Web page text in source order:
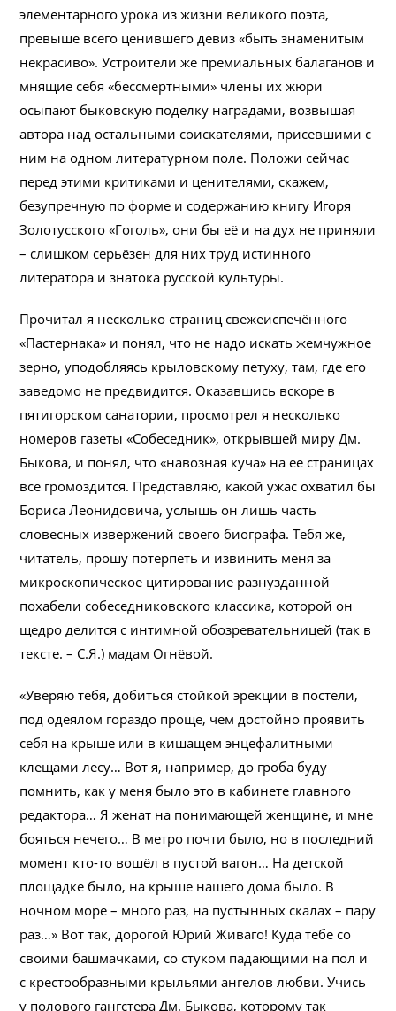
элементарного урока из жизни великого поэта,
превыше всего ценившего девиз «быть знаменитым
некрасиво». Устроители же премиальных балаганов и
мнящие себя «бессмертными» члены их жюри
осыпают быковскую поделку наградами, возвышая
автора над остальными соискателями, присевшими с
ним на одном литературном поле. Положи сейчас
перед этими критиками и ценителями, скажем,
безупречную по форме и содержанию книгу Игоря
Золотусского «Гоголь», они бы её и на дух не приняли
– слишком серьёзен для них труд истинного
литератора и знатока русской культуры.
Прочитал я несколько страниц свежеиспечённого
«Пастернака» и понял, что не надо искать жемчужное
зерно, уподобляясь крыловскому петуху, там, где его
заведомо не предвидится. Оказавшись вскоре в
пятигорском санатории, просмотрел я несколько
номеров газеты «Собеседник», открывшей миру Дм.
Быкова, и понял, что «навозная куча» на её страницах
все громоздится. Представляю, какой ужас охватил бы
Бориса Леонидовича, услышь он лишь часть
словесных извержений своего биографа. Тебя же,
читатель, прошу потерпеть и извинить меня за
микроскопическое цитирование разнузданной
похабели собеседниковского классика, которой он
щедро делится с интимной обозревательницей (так в
тексте. – С.Я.) мадам Огнёвой.
«Уверяю тебя, добиться стойкой эрекции в постели,
под одеялом гораздо проще, чем достойно проявить
себя на крыше или в кишащем энцефалитными
клещами лесу… Вот я, например, до гроба буду
помнить, как у меня было это в кабинете главного
редактора… Я женат на понимающей женщине, и мне
бояться нечего… В метро почти было, но в последний
момент кто-то вошёл в пустой вагон… На детской
площадке было, на крыше нашего дома было. В
ночном море – много раз, на пустынных скалах – пару
раз…» Вот так, дорогой Юрий Живаго! Куда тебе со
своими башмачками, со стуком падающими на пол и
с крестообразными крыльями ангелов любви. Учись
у полового гангстера Дм. Быкова, которому так